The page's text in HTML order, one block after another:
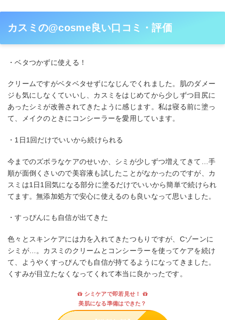
カスミの@cosme良い口コミ・評価
・ベタつかずに使える！
クリームですがベタベタせずになじんでくれました。肌のダメー
ジも気にしなくていいし、カスミをはじめてから少しずつ目尻に
あったシミが改善されてきたように感じます。私は寝る前に塗っ
て、メイクのときにコンシーラーを愛用しています。
・1日1回だけでいいから続けられる
今までのズボラなケアのせいか、シミが少しずつ増えてきて…手
順が面倒くさいので美容液も試したことがなかったのですが、カ
スミは1日1回気になる部分に塗るだけでいいから簡単で続けられ
てます。無添加処方で安心に使えるのも良いなって思いました。
・すっぴんにも自信が出てきた
色々とスキンケアには力を入れてきたつもりですが、Cゾーンに
シミが…。カスミのクリームとコンシーラーを使ってケアを続け
て、ようやくすっぴんでも自信が持てるようになってきました。
くすみが目立たなくなってくれて本当に良かったです。
シミケアで即若見せ！
美肌になる準備はできた？